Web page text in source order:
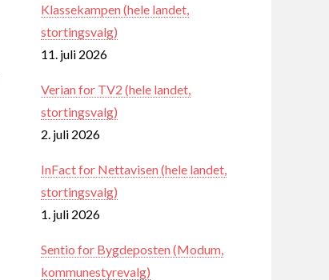
Klassekampen (hele landet,
stortingsvalg)
11. juli 2026
Verian for TV2 (hele landet,
stortingsvalg)
2. juli 2026
InFact for Nettavisen (hele landet,
stortingsvalg)
1. juli 2026
Sentio for Bygdeposten (Modum,
kommunestyrevalg)